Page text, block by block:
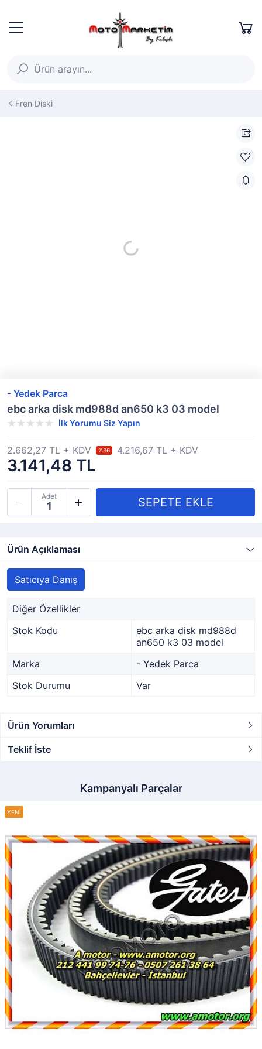
Fren Diski
- Yedek Parca
ebc arka disk md988d an650 k3 03 model
İlk Yorumu Siz Yapın
3.141,48 TL
2.662,27 TL + KDV %36 4.216,67 TL + KDV
Adet
Ürün Açıklaması
Satıcıya Danış
Diğer Özellikler
Stok Kodu
ebc arka disk md988d
an650 k3 03 model
Marka
- Yedek Parca
Stok Durumu
Var
Ürün Yorumları
Teklif İste
Kampanyalı Parçalar